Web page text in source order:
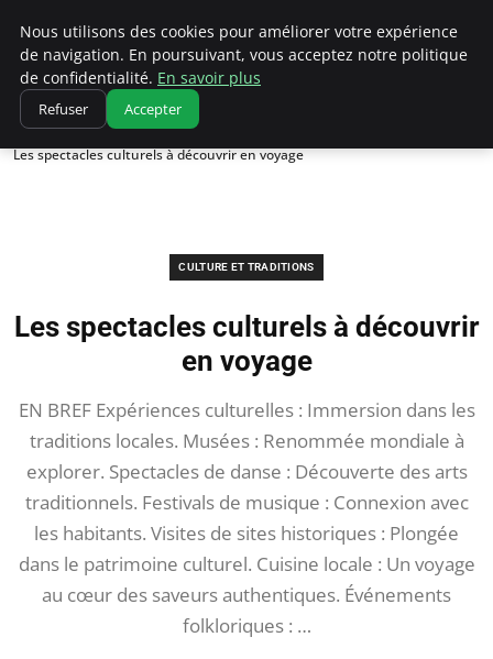
Correze Co
Accueil
Culture et traditions
Les spectacles culturels à découvrir en voyage
CULTURE ET TRADITIONS
Les spectacles culturels à découvrir
en voyage
EN BREF Expériences culturelles : Immersion dans les
traditions locales. Musées : Renommée mondiale à
explorer. Spectacles de danse : Découverte des arts
traditionnels. Festivals de musique : Connexion avec
les habitants. Visites de sites historiques : Plongée
dans le patrimoine culturel. Cuisine locale : Un voyage
au cœur des saveurs authentiques. Événements
folkloriques : …
Nous utilisons des cookies pour améliorer votre expérience
de navigation. En poursuivant, vous acceptez notre politique
de confidentialité. En savoir plus
Refuser Accepter